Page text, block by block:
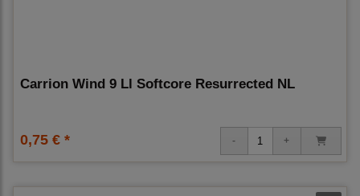
Carrion Wind 9 Ll Softcore Resurrected NL
0,75 € *